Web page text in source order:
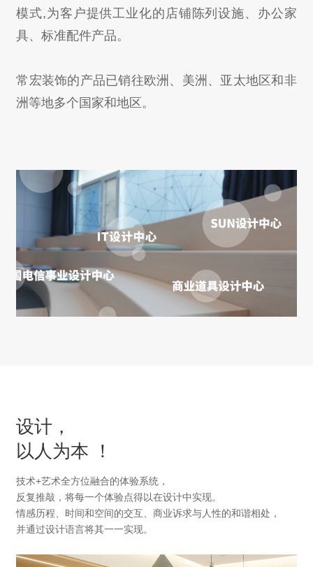
模式,为客户提供工业化的店铺陈列设施、办公家
具、标准配件产品。
常宏装饰的产品已销往欧洲、美洲、亚太地区和非
洲等地多个国家和地区。
设计，
以人为本 ！
技术+艺术全方位融合的体验系统，
反复推敲，将每一个体验点得以在设计中实现。
情感历程、时间和空间的交互、商业诉求与人性的和谐相处，
并通过设计语言将其一一实现。